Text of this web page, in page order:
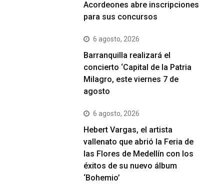
Acordeones abre inscripciones
para sus concursos
6 agosto, 2026
Barranquilla realizará el
concierto ‘Capital de la Patria
Milagro, este viernes 7 de
agosto
6 agosto, 2026
Hebert Vargas, el artista
vallenato que abrió la Feria de
las Flores de Medellín con los
éxitos de su nuevo álbum
‘Bohemio’